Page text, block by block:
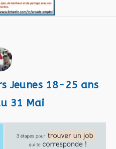
Jeunes 18-25 ans
31 Mai